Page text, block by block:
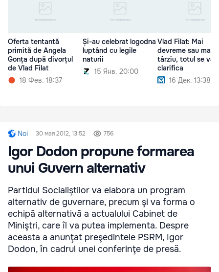
Oferta tentantă
primită de Angela
Gonța după divorțul
de Vlad Filat
18 Фев. 18:37
Și-au celebrat logodna
luptând cu legile
naturii
15 Янв. 20:00
Vlad Filat: Mai
devreme sau mai
târziu, totul se va
clarifica
16 Дек. 13:38
Noi 30 мая 2012, 13:52 756
Igor Dodon propune formarea
unui Guvern alternativ
Partidul Socialiştilor va elabora un program
alternativ de guvernare, precum şi va forma o
echipă alternativă a actualului Cabinet de
Miniştri, care îl va putea implementa. Despre
aceasta a anunţat preşedintele PSRM, Igor
Dodon, în cadrul unei conferinţe de presă.